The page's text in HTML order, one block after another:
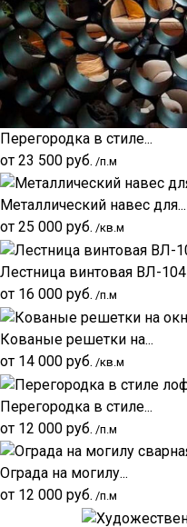
Перегородка в стиле...
от 23 500 руб. /п.м
Металлический навес для...
от 25 000 руб. /кв.м
Лестница винтовая ВЛ-104
от 16 000 руб. /п.м
Кованые решетки на...
от 14 000 руб. /кв.м
Перегородка в стиле...
от 12 000 руб. /п.м
Ограда на могилу...
от 12 000 руб. /п.м